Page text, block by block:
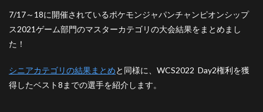
準優
ベス
ト4
7/17～18に開催されているポケモンジャパンチャンピオンシップ
ス2021ゲーム部門のマスターカテゴリの大会結果をまとめまし
た！
シニアカテゴリの結果まとめと同様に、WCS2022 Day2権利を獲
得したベスト8までの選手を紹介します。